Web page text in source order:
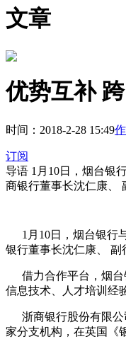
文章
优势互补
时间：2018-2-28 15:49
订阅
导语 1月10日，烟台银
商银行董事长沈仁康、
1月10日，烟台银行
银行董事长沈仁康、 副
借力合作平台，烟
信息技术、人才培训经
浙商银行股份有限
家分支机构，在英国《